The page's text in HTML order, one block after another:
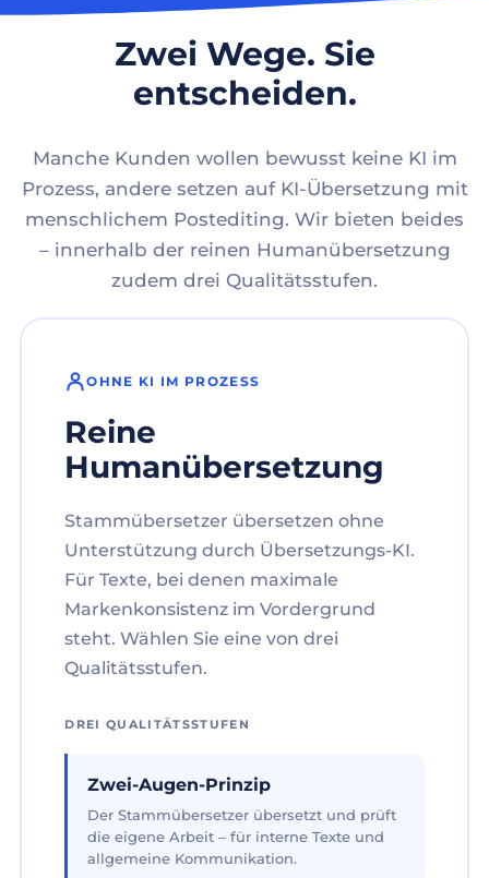
Zwei Wege. Sie
entscheiden.
Manche Kunden wollen bewusst keine KI im
Prozess, andere setzen auf KI-Übersetzung mit
menschlichem Postediting. Wir bieten beides
– innerhalb der reinen Humanübersetzung
zudem drei Qualitätsstufen.
OHNE KI IM PROZESS
Reine
Humanübersetzung
Stammübersetzer übersetzen ohne
Unterstützung durch Übersetzungs-KI.
Für Texte, bei denen maximale
Markenkonsistenz im Vordergrund
steht. Wählen Sie eine von drei
Qualitätsstufen.
DREI QUALITÄTSSTUFEN
Zwei-Augen-Prinzip
Der Stammübersetzer übersetzt und prüft
die eigene Arbeit – für interne Texte und
allgemeine Kommunikation.